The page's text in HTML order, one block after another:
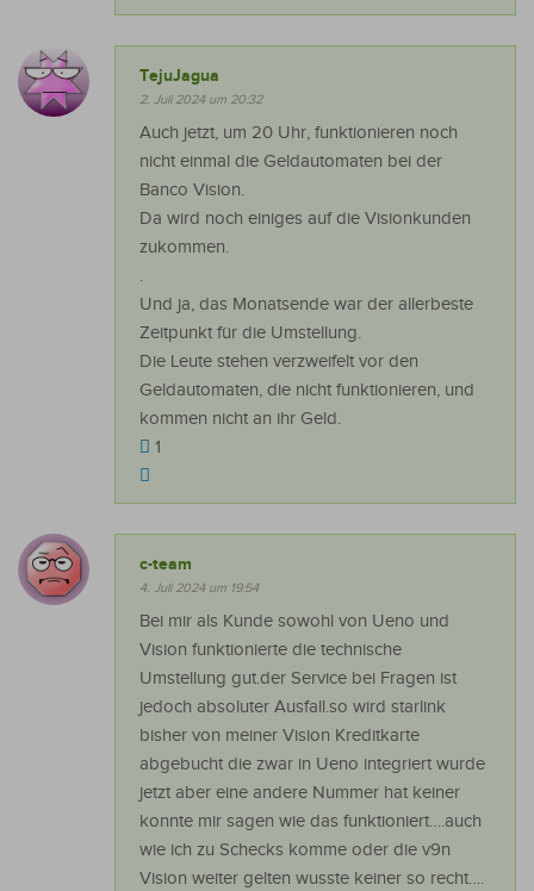
TejuJagua
2. Juli 2024 um 20:32
Auch jetzt, um 20 Uhr, funktionieren noch
nicht einmal die Geldautomaten bei der
Banco Vision.
Da wird noch einiges auf die Visionkunden
zukommen.
.
Und ja, das Monatsende war der allerbeste
Zeitpunkt für die Umstellung.
Die Leute stehen verzweifelt vor den
Geldautomaten, die nicht funktionieren, und
kommen nicht an ihr Geld.
1
c-team
4. Juli 2024 um 19:54
Bei mir als Kunde sowohl von Ueno und
Vision funktionierte die technische
Umstellung gut.der Service bei Fragen ist
jedoch absoluter Ausfall.so wird starlink
bisher von meiner Vision Kreditkarte
abgebucht die zwar in Ueno integriert wurde
jetzt aber eine andere Nummer hat keiner
konnte mir sagen wie das funktioniert….auch
wie ich zu Schecks komme oder die v9n
Vision weiter gelten wusste keiner so recht….